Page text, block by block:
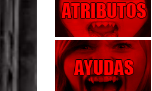
Parte 02:
Parte 03: